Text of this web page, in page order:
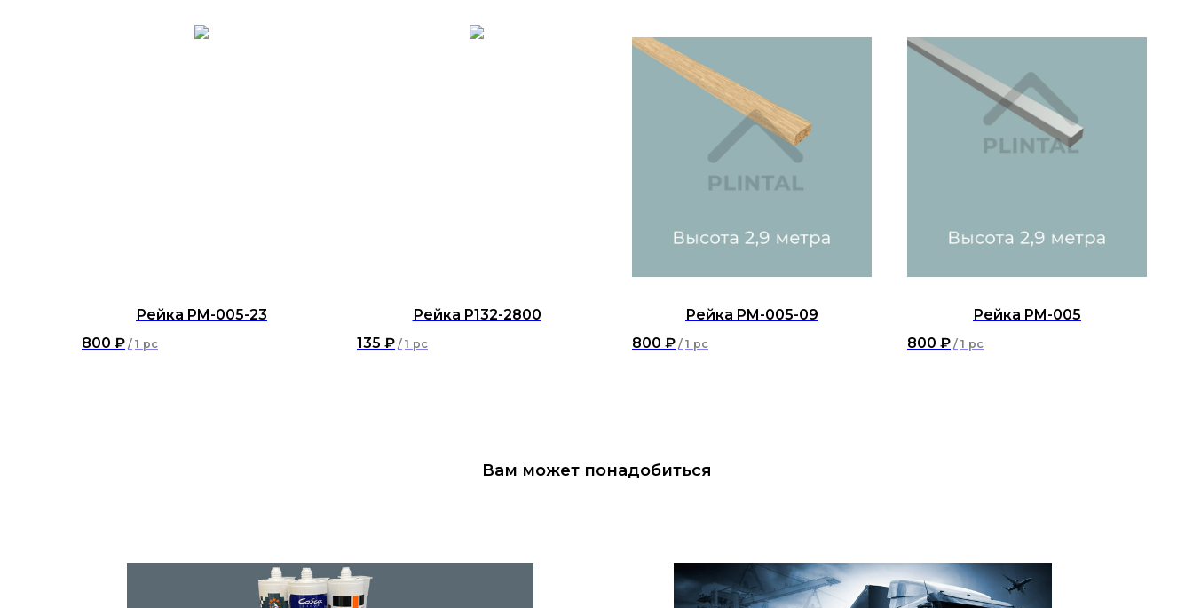
Рейка PM-005-23
800 ₽ / 1 pc
Рейка P132-2800
135 ₽ / 1 pc
Рейка PM-005-09
800 ₽ / 1 pc
Рейка PM-005
800 ₽ / 1 pc
Вам может понадобиться